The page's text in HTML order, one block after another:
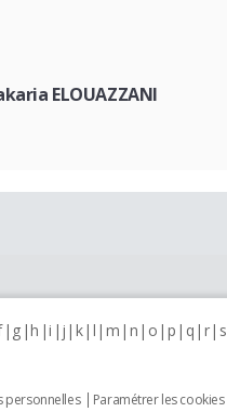
ELOUAZZANI
g h i j k l m n o p q r s
personnelles Paramétrer les cookies